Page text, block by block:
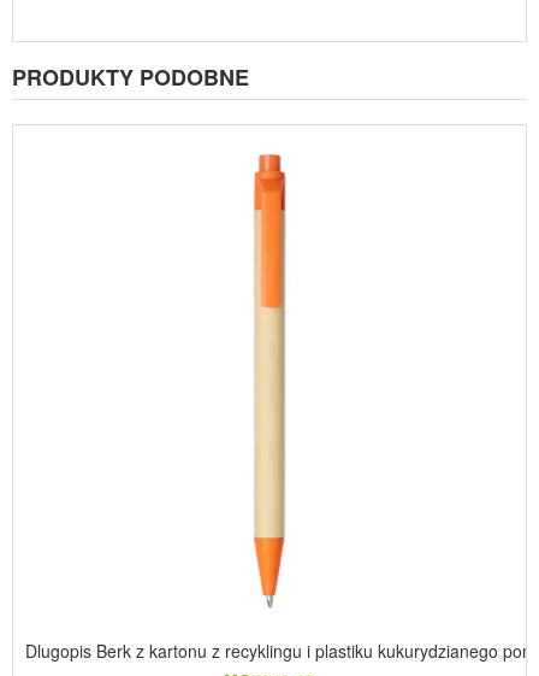
PRODUKTY PODOBNE
Dlugopis Berk z kartonu z recyklingu i plastiku kukurydzianego